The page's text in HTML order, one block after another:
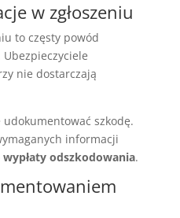
w zgłoszeniu
to częsty powód
nie dostarczają
udokumentować szkodę.
informacji
odszkodowania.